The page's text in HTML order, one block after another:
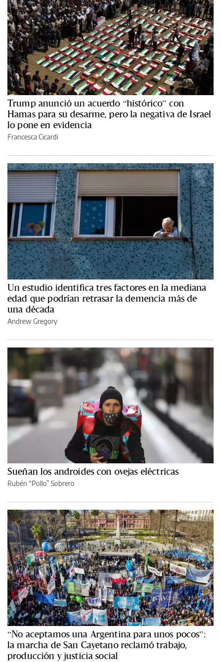
Trump anunció un acuerdo “histórico” con
Hamas para su desarme, pero la negativa de Israel
lo pone en evidencia
Francesca Cicardi
Un estudio identifica tres factores en la mediana
edad que podrían retrasar la demencia más de
una década
Andrew Gregory
Sueñan los androides con ovejas eléctricas
Rubén “Pollo” Sobrero
“No aceptamos una Argentina para unos pocos”:
la marcha de San Cayetano reclamó trabajo,
producción y justicia social